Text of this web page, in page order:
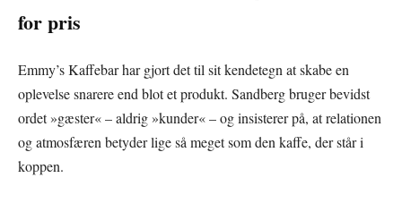
for pris
Emmy’s Kaffebar har gjort det til sit kendetegn at skabe en
oplevelse snarere end blot et produkt. Sandberg bruger bevidst
ordet »gæster« – aldrig »kunder« – og insisterer på, at relationen
og atmosfæren betyder lige så meget som den kaffe, der står i
koppen.